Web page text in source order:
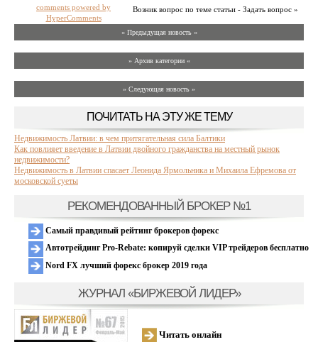
Возник вопрос по теме статьи - Задать вопрос »
comments powered by
HyperComments
« Предыдущая новость «
» Архив категории «
» Следующая новость »
ПОЧИТАТЬ НА ЭТУ ЖЕ ТЕМУ
Недвижимость Латвии: в чем притягательная сила Балтики
Как повлияет введение в Латвии двойного гражданства на местный рынок
недвижимости?
Недвижимость в Латвии спасает Леонида Ярмольника и Михаила Ефремова от
московской суеты
РЕКОМЕНДОВАННЫЙ БРОКЕР №1
Самый правдивый рейтинг брокеров форекс
Автотрейдинг Pro-Rebate: копируй сделки VIP трейдеров бесплатно
Nord FX лучший форекс брокер 2019 года
ЖУРНАЛ «БИРЖЕВОЙ ЛИДЕР»
Читать онлайн